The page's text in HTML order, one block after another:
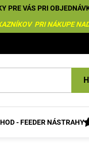
PRE VÁS PRI
PRI NÁKUPE
- FEEDER NÁSTRAHY